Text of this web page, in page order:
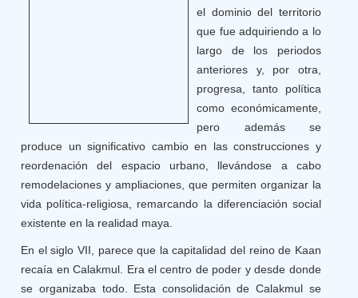
el dominio del territorio
que fue adquiriendo a lo
largo de los periodos
anteriores y, por otra,
progresa, tanto política
como económicamente,
pero además se
produce un significativo cambio en las construcciones y
reordenación del espacio urbano, llevándose a cabo
remodelaciones y ampliaciones, que permiten organizar la
vida política-religiosa, remarcando la diferenciación social
existente en la realidad maya.
En el siglo VII, parece que la capitalidad del reino de Kaan
recaía en Calakmul. Era el centro de poder y desde donde
se organizaba todo. Esta consolidación de Calakmul se